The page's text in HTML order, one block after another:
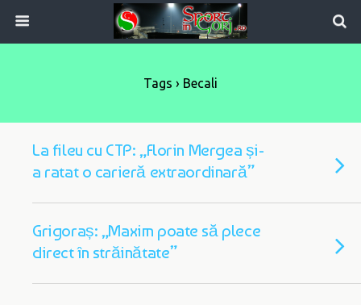
Tags › Becali
La fileu cu CTP: „Florin Mergea și-
a ratat o carieră extraordinară”
Grigoraș: „Maxim poate să plece
direct în străinătate”